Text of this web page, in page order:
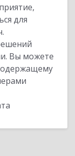
для
Вы можете